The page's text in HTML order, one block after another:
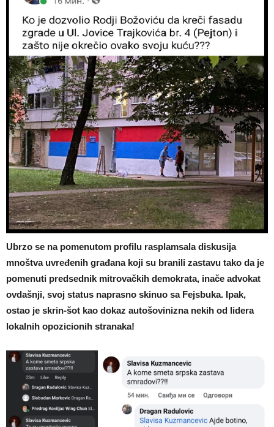
Ubrzo se na pomenutom profilu rasplamsala diskusija
mnoštva uvređenih građana koji su branili zastavu tako da je
pomenuti predsednik mitrovačkih demokrata, inače advokat
ovdašnji, svoj status naprasno skinuo sa Fejsbuka. Ipak,
ostao je skrin-šot kao dokaz autošovinizna nekih od lidera
lokalnih opozicionih stranaka!